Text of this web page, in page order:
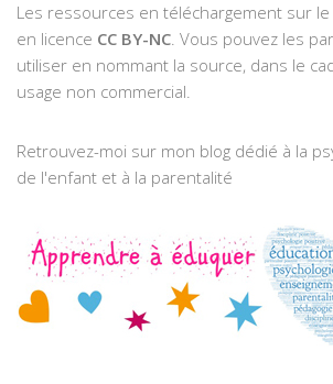
Les ressources en téléchargement sur
en licence CC BY-NC. Vous pouvez les
utiliser en nommant la source, dans le
usage non commercial.
Retrouvez-moi sur mon blog dédié à la
de l'enfant et à la parentalité